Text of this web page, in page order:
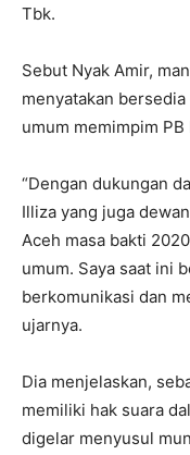
Tbk.
Sebut Nyak Amir,
menyatakan
umum memimpim PB
“Dengan dukungan
Illiza yang juga
Aceh masa bakti
umum. Saya saat ini
berkomunikasi dan
ujarnya.
Dia menjelaskan,
memiliki hak suara
digelar menyusul